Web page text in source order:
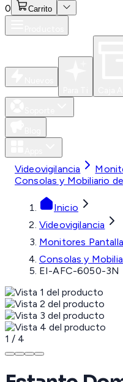
0 Carrito
Videovigilancia
Consolas y Mobiliario
Inicio
Videovigilancia
Monitores
Consolas y
EI-AFC-6050-3N
1 / 4